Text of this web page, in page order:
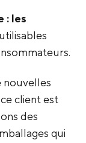
: les
nouvelles
client est
des
qui